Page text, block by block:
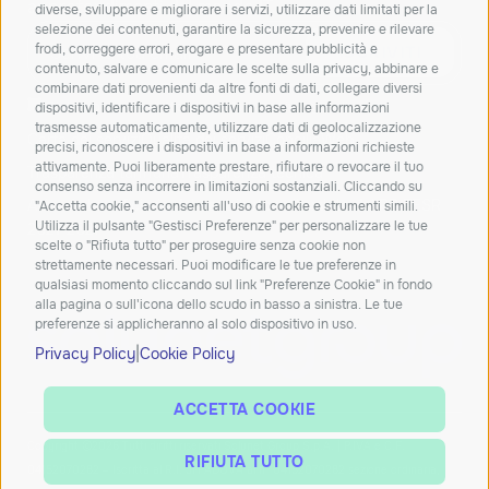
diverse, sviluppare e migliorare i servizi, utilizzare dati limitati per la
selezione dei contenuti, garantire la sicurezza, prevenire e rilevare
frodi, correggere errori, erogare e presentare pubblicità e
contenuto, salvare e comunicare le scelte sulla privacy, abbinare e
combinare dati provenienti da altre fonti di dati, collegare diversi
dispositivi, identificare i dispositivi in base alle informazioni
trasmesse automaticamente, utilizzare dati di geolocalizzazione
precisi, riconoscere i dispositivi in base a informazioni richieste
attivamente. Puoi liberamente prestare, rifiutare o revocare il tuo
consenso senza incorrere in limitazioni sostanziali. Cliccando su
"Accetta cookie," acconsenti all'uso di cookie e strumenti simili.
Utilizza il pulsante "Gestisci Preferenze" per personalizzare le tue
scelte o "Rifiuta tutto" per proseguire senza cookie non
strettamente necessari. Puoi modificare le tue preferenze in
qualsiasi momento cliccando sul link "Preferenze Cookie" in fondo
alla pagina o sull'icona dello scudo in basso a sinistra. Le tue
preferenze si applicheranno al solo dispositivo in uso.
Privacy Policy Cookie Policy
ACCETTA COOKIE
RIFIUTA TUTTO
approfondimenti dal mondo IT.
Dichiaro di aver letto e accetto laprivacy policy
ISCRIVITI
Carta dei serviziQualità dei serviziConciliaWeb
Trasparenza tariffariaTrasparenza tecnica
Azienda beneficiaria del contributo nell’ambito del PR FESR
2021-2027
Copyright ©2026 Tutti diritti riservati Solunet Group S.p.A. | P.IVA e C.F.
04152070282 – Iscritta al R.I. di PADOVA al n° 04152070282 sezione ordinaria,